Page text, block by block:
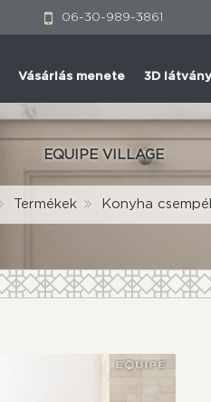
06-30-989-3861
Vásárlás menete 3D
EQUIPE VILLAGE
Termékek Konyha